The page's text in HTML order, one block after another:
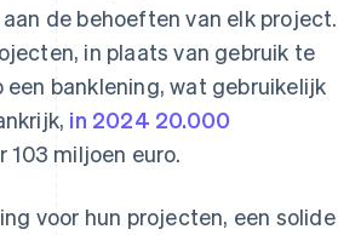
de behoeften van elk project.
in plaats van gebruik te
banklening, wat gebruikelijk
in 2024 20.000
miljoen euro.
voor hun projecten, een solide